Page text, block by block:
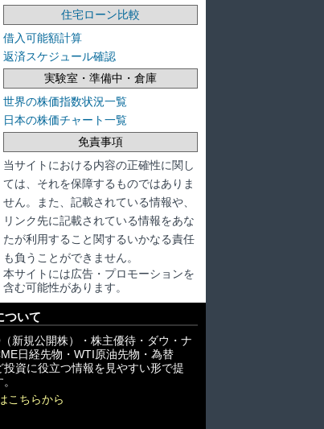
住宅ローン比較
借入可能額計算
返済スケジュール確認
実験室・準備中・倉庫
世界の株価指数状況一覧
日本の株価チャート一覧
免責事項
当サイトにおける内容の正確性に関し
ては、それを保障するものではありま
せん。また、記載されている情報や、
リンク先に記載されている情報をあな
たが利用すること関するいかなる責任
も負うことができません。
本サイトには広告・プロモーションを
含む可能性があります。
ついて
新規公開株）・株主優待・ダウ・ナ
日経先物・WTI原油先物・為替
投資に役立つ情報を見やすい形で提
こちらから